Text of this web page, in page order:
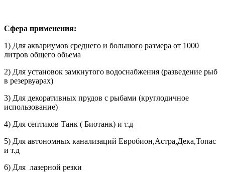
Сфера применения:
1) Для аквариумов среднего и большого размера от 1000
литров общего обьема
2) Для установок замкнутого водоснабжения (разведение рыб
в резервуарах)
3) Для декоративных прудов с рыбами (круглодичное
использование)
4) Для септиков Танк ( Биотанк) и т.д
5) Для автономных канализаций Евробион,Астра,Дека,Топас
и т.д
6) Для лазерной резки